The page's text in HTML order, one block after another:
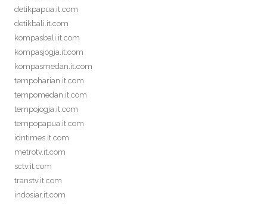
detikpapua.it.com
detikbali.it.com
kompasbali.it.com
kompasjogja.it.com
kompasmedan.it.com
tempoharian.it.com
tempomedan.it.com
tempojogja.it.com
tempopapua.it.com
idntimes.it.com
metrotv.it.com
sctv.it.com
transtv.it.com
indosiar.it.com